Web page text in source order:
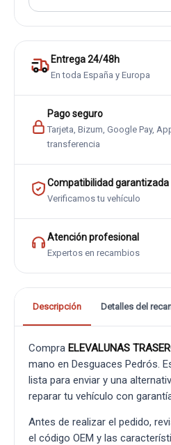
Entrega 24/48h
En toda España y Europa
Pago seguro
Tarjeta, Bizum, Google Pay,
transferencia
Compatibilidad garantizada
Verificamos tu vehículo
Atención profesional
Expertos en recambios
Descripción Detalles del
Compra ELEVALUNAS
mano en Desguaces Pedrós.
lista para enviar y una
reparar tu vehículo con
Antes de realizar el pedido,
el código OEM y las